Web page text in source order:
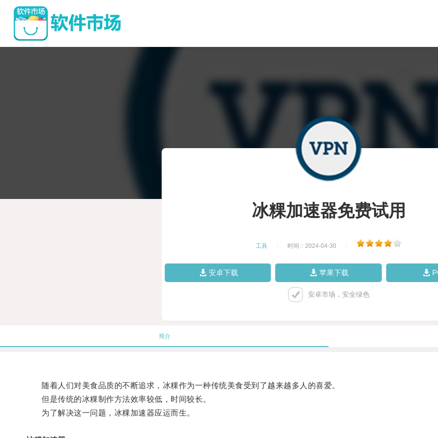
冰粿加速器免费试用
工具 时间：2024-04-30
安卓下载 苹果下载
安卓市场，安全绿色
简介
随着人们对美食品质的不断追求，冰粿作为一种传统美食受到了越来越多人的喜爱。
但是传统的冰粿制作方法效率较低，时间较长。
为了解决这一问题，冰粿加速器应运而生。